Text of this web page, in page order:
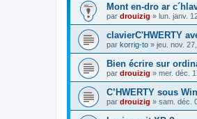
Mont en-dro ar
par drouizig » lun. janv.
clavierC'HWERTY
par korrig-to » jeu. nov.
Bien écrire sur
par drouizig » mer. déc.
C’HWERTY sous
par drouizig » sam. déc.